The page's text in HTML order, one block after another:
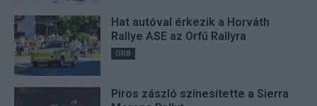
Hat autóval érkezik a Horváth
Rallye ASE az Orfű Rallyra
ORB
Piros zászló színesítette a Sierra